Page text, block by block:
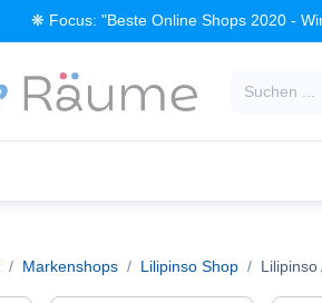
❋ Focus: "Beste Online Shops 2020 -
Markenshops Lilipinso Shop Lilipinso